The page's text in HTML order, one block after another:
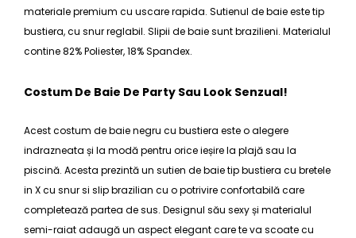
materiale premium cu uscare rapida. Sutienul de baieeste tip
bustiera, cu snur reglabil. Slipii de baiesunt brazilieni. Materialul
contine 82% Poliester, 18% Spandex.
Costum De Baie De Party Sau Look Senzual!
Acestcostum de baie negru cu bustiera este o alegere
indrazneata și la modă pentru orice ieșire la plajă sau la
piscină. Acesta prezintă un sutien de baie tip bustiera cu bretele
in X cu snur si slip brazilian cu o potrivire confortabilă care
completează partea de sus. Designul său sexy și materialul
semi-raiat adaugă un aspect elegant care te va scoate cu